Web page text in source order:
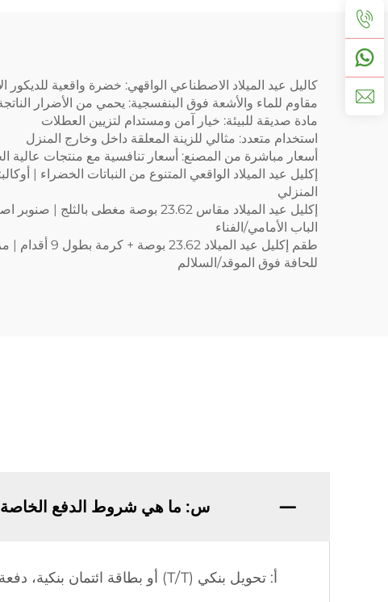
كاليل عيد الميلاد الاصطناعي الواقهي: خضرة واقعية للديكور
مقاوم للماء والأشعة فوق البنفسجية: يحمي من الأضرار
مادة صديقة للبيئة: خيار آمن ومستدام لتزيين العطلات
استخدام متعدد: مثالي للزينة المعلقة داخل وخارج المنزل
أسعار مباشرة من المصنع: أسعار تنافسية مع منتجات عالية
إكليل عيد الميلاد الواقعي المتنوع من النباتات الخضراء |
المنزلي
الباب الأمامي/الفناء
للحافة فوق الموقد/السلالم
س: ما هي شروط الدفع
أ: تحويل بنكي (T/T) أو بطاقة ائتمان بنكية، دفعة مقدمة بنسبة 30% قبل الإنتاج، ورصيد 70% قبل التسليم.